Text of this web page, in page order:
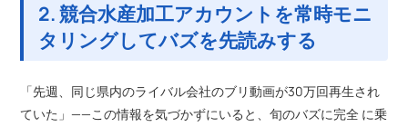
2. 競合水産加工アカウントを常時モニ
タリングしてバズを先読みする
「先週、同じ県内のライバル会社のブリ動画が30万回再生され
ていた」——この情報を気づかずにいると、旬のバズに完全 に乗